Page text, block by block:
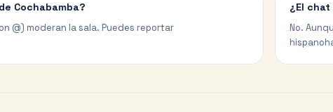
Cochabamba?
@) moderan la sala. Puedes reportar
¿El
No.